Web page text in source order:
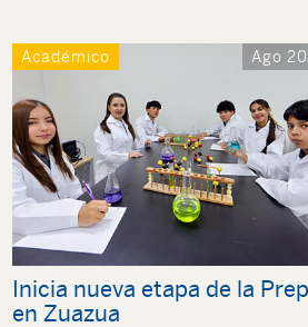
Académico Ago
Inicia nueva etapa de la
en Zuazua